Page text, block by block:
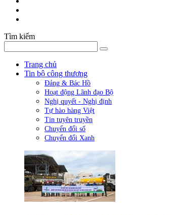
Tìm kiếm
Trang chủ
Tin bộ công thương
Đảng & Bác Hồ
Hoạt động Lãnh đạo Bộ
Nghị quyết - Nghị định
Tự hào hàng Việt
Tin tuyên truyền
Chuyển đổi số
Chuyển đổi Xanh